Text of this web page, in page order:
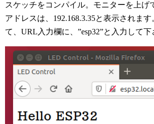
スケッチをコンパイル。モニターを上げ
アドレスは、192.168.3.35と表示されま
て、URL入力欄に、”esp32”と入力して下